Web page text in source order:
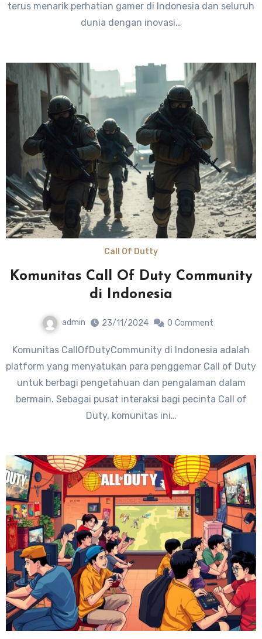
terus menarik perhatian gamer di Indonesia dan seluruh
dunia dengan inovasi…
Call Of Dutty
Komunitas Call Of Duty Community
di Indonesia
admin 23/11/2024 0 Comment
Komunitas CallOfDutyCommunity di Indonesia adalah
platform yang menyatukan para penggemar Call of Duty
untuk berbagi pengetahuan dan pengalaman dalam
bermain. Sebagai pusat interaksi bagi pecinta Call of
Duty, komunitas ini…